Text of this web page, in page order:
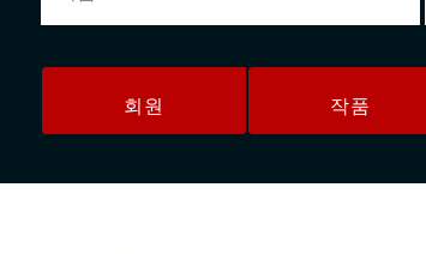
회원 작품